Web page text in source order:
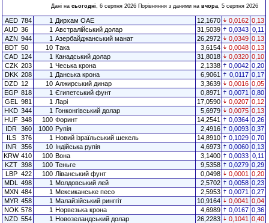
Дані на сьогодні, 6 серпня 2026 Порівняння з даними на вчора, 5 серпня 2026
AED 784 1 Дирхам ОАЕ 12,1670 0,0162 0,13
AUD 36 1 Австралійський долар 31,5039 0,0343 0,11
AZN 944 1 Азербайджанський манат 26,2972 0,0349 0,13
BDT 50 10 Така 3,6154 0,0048 0,13
CAD 124 1 Канадський долар 31,8018 0,0320 0,10
CZK 203 1 Чеська крона 2,1338 0,0042 0,20
DKK 208 1 Данська крона 6,9061 0,0117 0,17
DZD 12 10 Алжирський динар 3,3639 0,0016 0,05
EGP 818 1 Єгипетський фунт 0,8971 0,0071 0,80
GEL
981 1 Ларі 17,0590 0,0207 0,12
HKD 344 1 Гонконгівський долар 5,6979 0,0075 0,13
HUF 348 100 Форинт 14,2541 0,0364 0,26
IDR 360 1000 Рупія 2,4916 0,0093 0,37
ILS
376 1 Новий ізраїльський шекель 14,8910 0,1029 0,70
INR 356 10 Індійська рупія 4,6973 0,0060 0,13
KRW 410 100 Вона 3,1400 0,0033 0,11
KZT 398 100 Теньге 9,5358 0,0279 0,29
LBP 422 100 Ліванський фунт 0,0498 0,0001 0,20
MDL
498 1 Молдовський лей 2,5702 0,0058 0,23
MXN 484 1 Мексиканське песо 2,5953 0,0071 0,27
MYR 458 1 Малайзійський ринггіт 10,9164 0,0041 0,04
NOK 578 1 Норвезька крона 4,6989 0,0167 0,36
NZD 554 1 Новозеландський долар 26,2283 0,1041 0,40